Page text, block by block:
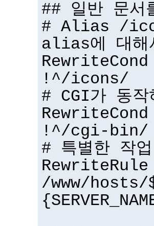
## 일반 문서
# Alias /
alias에 대해
RewriteCond
!^/icons/
# CGI가 동작
RewriteCond
!^/cgi-bin/
# 특별한 작업
/www/hosts/